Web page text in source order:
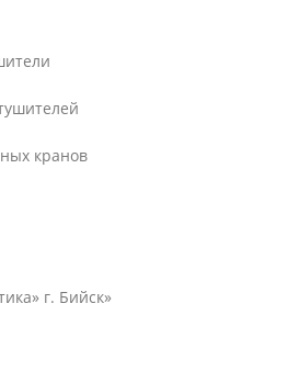
кранов
г. Бийск»